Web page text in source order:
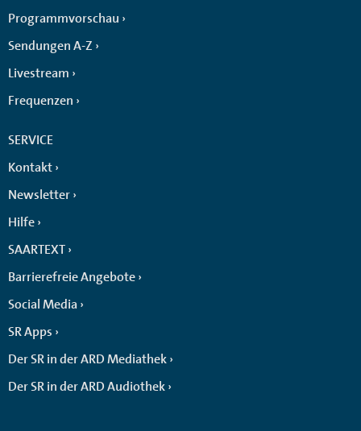
Programmvorschau
Sendungen A-Z
Livestream
Frequenzen
SERVICE
Kontakt
Newsletter
Hilfe
SAARTEXT
Barrierefreie Angebote
Social Media
SR Apps
Der SR in der ARD Mediathek
Der SR in der ARD Audiothek